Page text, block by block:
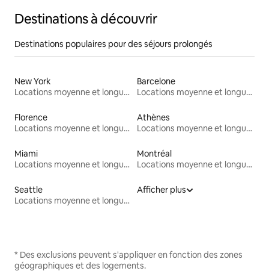
Destinations à découvrir
Destinations populaires pour des séjours prolongés
New York
Locations moyenne et longue durée
Barcelone
Locations moyenne et longue durée
Florence
Locations moyenne et longue durée
Athènes
Locations moyenne et longue durée
Miami
Locations moyenne et longue durée
Montréal
Locations moyenne et longue durée
Seattle
Locations moyenne et longue durée
Afficher plus
* Des exclusions peuvent s'appliquer en fonction des zones
géographiques et des logements.